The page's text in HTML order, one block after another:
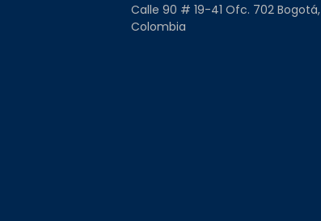
Calle 90 # 19-41 Ofc. 702 Bogotá,
Colombia